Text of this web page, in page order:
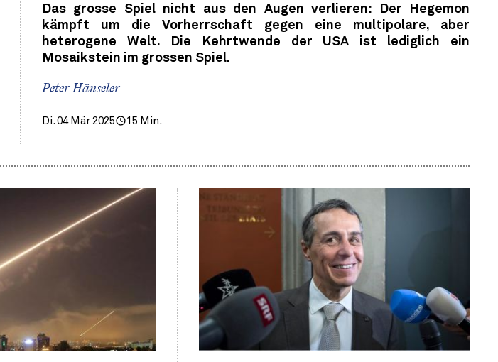
Das grosse Spiel nicht aus den Augen verlieren: Der Hegemon
kämpft um die Vorherrschaft gegen eine multipolare, aber
heterogene Welt. Die Kehrtwende der USA ist lediglich ein
Mosaikstein im grossen Spiel.
Peter Hänseler
Di. 04 Mär 2025 15 Min.